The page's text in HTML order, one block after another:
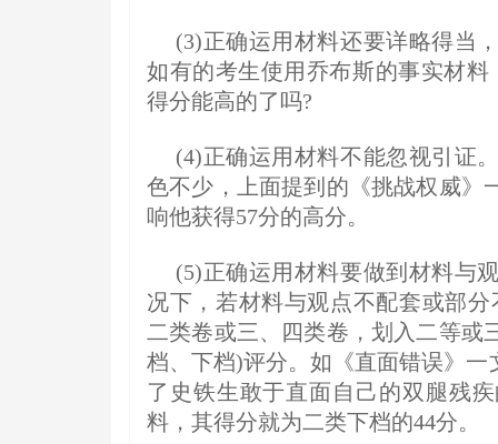
(3)正确运用材料还要详略得当
如有的考生使用乔布斯的事实材
得分能高的了吗?
(4)正确运用材料不能忽视引证
色不少，上面提到的《挑战权威》
响他获得57分的高分。
(5)正确运用材料要做到材料与
况下，若材料与观点不配套或部
二类卷或三、四类卷，划入二等或
档、下档)评分。如《直面错误》
了史铁生敢于直面自己的双腿残
料，其得分就为二类下档的44分。